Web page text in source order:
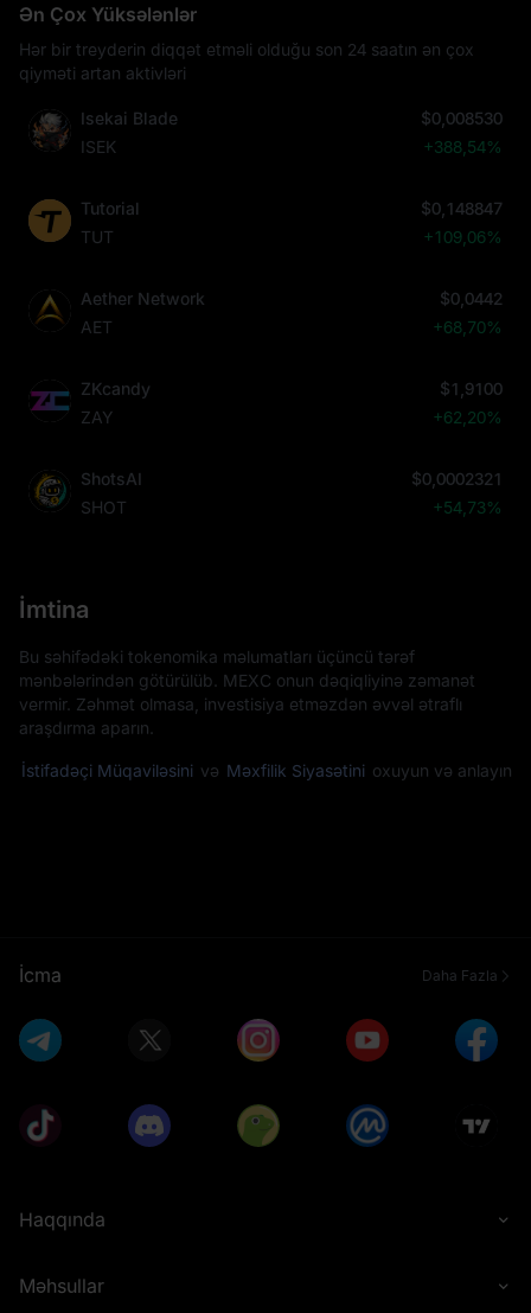
Ən Çox Yüksələnlər
Hər bir treyderin diqqət etməli olduğu son 24 saatın ən çox
qiyməti artan aktivləri
Isekai Blade
ISEK
$0,008530
+388,54%
Tutorial
TUT
$0,148847
+109,06%
Aether Network
AET
$0,0442
+68,70%
ZKcandy
ZAY
$1,9100
+62,20%
ShotsAI
SHOT
$0,0002321
+54,73%
İmtina
Bu səhifədəki tokenomika məlumatları üçüncü tərəf
mənbələrindən götürülüb. MEXC onun dəqiqliyinə zəmanət
vermir. Zəhmət olmasa, investisiya etməzdən əvvəl ətraflı
araşdırma aparın.
İstifadəçi Müqaviləsini və Məxfilik Siyasətini oxuyun və anlayın
İcma Daha Fazla
Haqqında
Məhsullar